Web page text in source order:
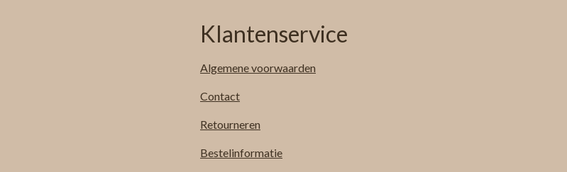
Klantenservice
Algemenevoorwaarden
Contact
Retourneren
Bestelinformatie